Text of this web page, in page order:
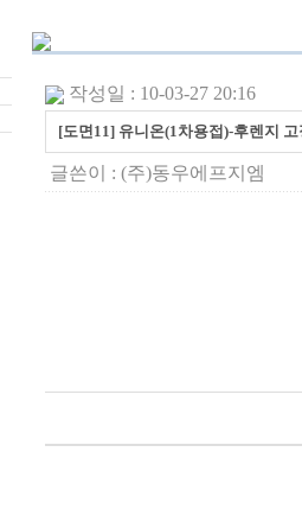
작성일 : 10-03-27 20:16
[도면11] 유니온(1차용접)-후렌지 고
글쓴이 : (주)동우에프지엠